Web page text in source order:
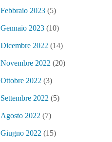
Febbraio 2023 (5)
Gennaio 2023 (10)
Dicembre 2022 (14)
Novembre 2022 (20)
Ottobre 2022 (3)
Settembre 2022 (5)
Agosto 2022 (7)
Giugno 2022 (15)